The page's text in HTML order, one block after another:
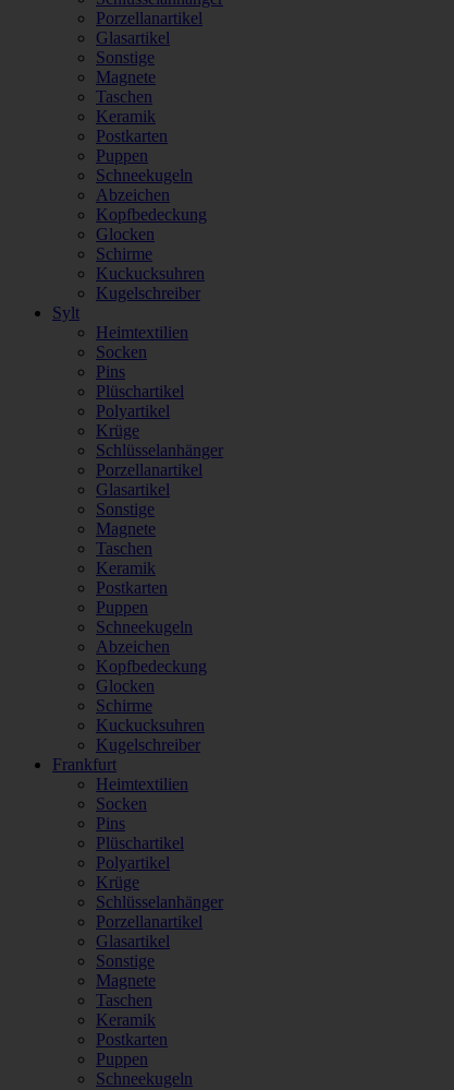
Porzellanartikel
Glasartikel
Sonstige
Magnete
Taschen
Keramik
Postkarten
Puppen
Schneekugeln
Abzeichen
Kopfbedeckung
Glocken
Schirme
Kuckucksuhren
Kugelschreiber
Sylt
Heimtextilien
Socken
Pins
Plüschartikel
Polyartikel
Krüge
Schlüsselanhänger
Porzellanartikel
Glasartikel
Sonstige
Magnete
Taschen
Keramik
Postkarten
Puppen
Schneekugeln
Abzeichen
Kopfbedeckung
Glocken
Schirme
Kuckucksuhren
Kugelschreiber
Frankfurt
Heimtextilien
Socken
Pins
Plüschartikel
Polyartikel
Krüge
Schlüsselanhänger
Porzellanartikel
Glasartikel
Sonstige
Magnete
Taschen
Keramik
Postkarten
Puppen
Schneekugeln